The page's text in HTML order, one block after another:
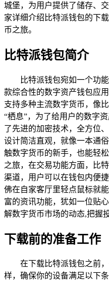
城堡，为用户提供了储存、
家详细介绍比特派钱包的下
币之旅。
比特派钱包简介
比特派钱包宛如一个功
款综合性的数字资产钱包应
支持多种主流数字货币，像
“栖息”，为了给用户的数字
了先进的加密技术，全方位
设计简洁直观，就像一本通
触数字货币的新手，也能轻
之旅，在交易功能方面，比
渠道，用户可以在钱包内便
佛在自家客厅里轻点鼠标就
富的资讯功能，犹如一位贴
解数字货币市场的动态,把握
下载前的准备工作
在下载比特派钱包之前
样，确保你的设备满足以下